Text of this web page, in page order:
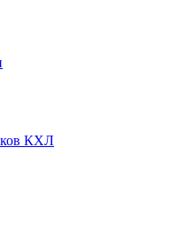
КХЛ